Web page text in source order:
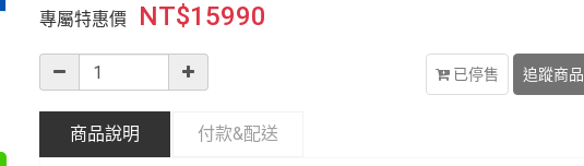
專屬特惠價 NT$15990
已停售 追蹤商品
商品說明 付款&配送